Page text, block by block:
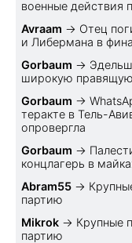
военные действия
Avraam → Отец
и Либермана в
Gorbaum →
широкую
Gorbaum →
теракте в Тель-
опровергла
Gorbaum →
концлагерь в
Abram55 →
партию
Mikrok → Крупные
партию